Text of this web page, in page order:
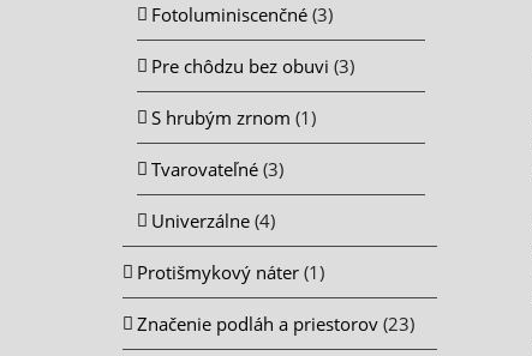
Fotoluminiscenčné (3)
Pre chôdzu bez obuvi (3)
S hrubým zrnom (1)
Tvarovateľné (3)
Univerzálne (4)
Protišmykový náter (1)
Značenie podláh a priestorov (23)